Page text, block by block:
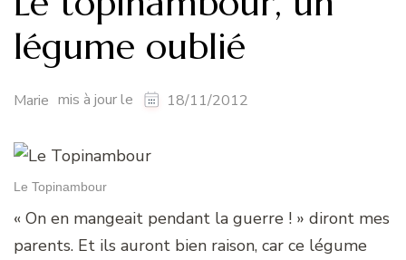
légume oublié
Marie mis à jour le 18/11/2012
Le Topinambour
« On en mangeait pendant la guerre ! » diront mes
parents. Et ils auront bien raison, car ce légume